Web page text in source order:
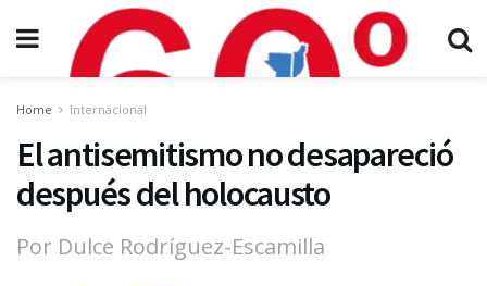
Home Internacional
El antisemitismo no desapareció
después del holocausto
Por Dulce Rodríguez-Escamilla